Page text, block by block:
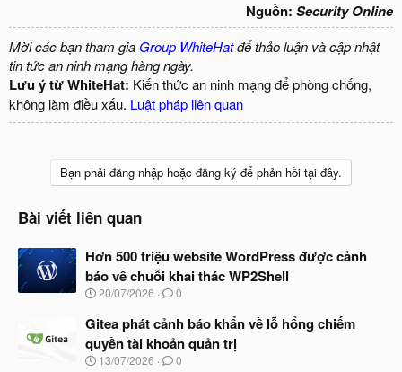
Nguồn: Security Online
Mời các bạn tham gia Group WhiteHatđể thảo luận và cập nhật
tin tức an ninh mạng hàng ngày.
Lưu ý từ WhiteHat: Kiến thức an ninh mạng để phòng chống,
không làm điều xấu. Luật pháp liên quan
Bạn phải đăng nhập hoặc đăng ký để phản hồi tại đây.
Bài viết liên quan
Hơn 500 triệu website WordPress được cảnh
báo về chuỗi khai thác WP2Shell
N
à
b
ắ
20/07/2026 0
Gitea phát cảnh báo khẩn về lỗ hổng chiếm
quyền tài khoản quản trị
N
13/07/2026 0